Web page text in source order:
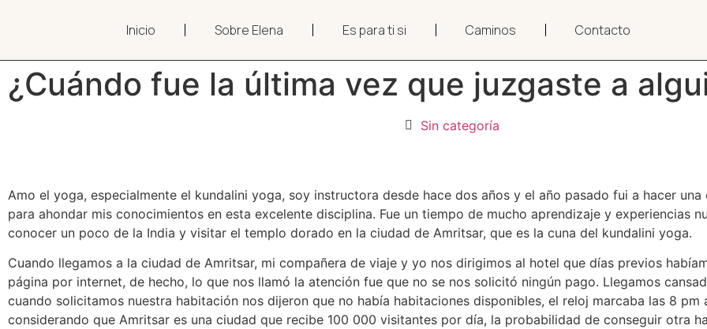
Inicio Sobre Elena Es para ti si Caminos Contacto
¿Cuándo fue la última vez que juzgaste a
Sin categoría
Amo el yoga, especialmente el kundalini yoga, soy instructora desde hace dos años y el año pasado fui a hacer una
para ahondar mis conocimientos en esta excelente disciplina. Fue un tiempo de mucho aprendizaje y experiencias
conocer un poco de la India y visitar el templo dorado en la ciudad de Amritsar, que es la cuna del kundalini yoga.
Cuando llegamos a la ciudad de Amritsar, mi compañera de viaje y yo nos dirigimos al hotel que días previos
página por internet, de hecho, lo que nos llamó la atención fue que no se nos solicitó ningún pago. Llegamos
cuando solicitamos nuestra habitación nos dijeron que no había habitaciones disponibles, el reloj marcaba las 8 pm
considerando que Amritsar es una ciudad que recibe 100 000 visitantes por día, la probabilidad de conseguir otra